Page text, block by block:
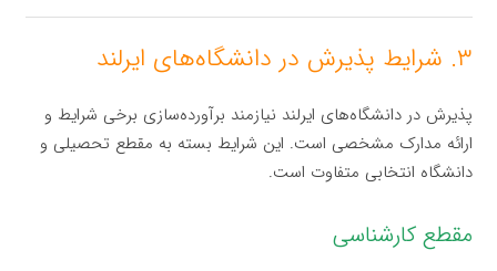
۳. شرایط پذیرش در دانشگاه‌های ایرلند
پذیرش در دانشگاه‌های ایرلند نیازمند برآورده‌سازی برخی شرایط و
ارائه مدارک مشخصی است. این شرایط بسته به مقطع تحصیلی و
دانشگاه انتخابی متفاوت است.
مقطع کارشناسی